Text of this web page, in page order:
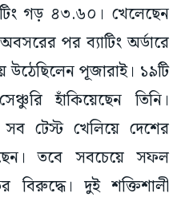
গড় ৪৩.৬০। খেলেছেন
পর ব্যাটিং অর্ডারে
উঠেছিলেন পূজারাই। ১৯টি
হাঁকিয়েছেন তিনি।
সব টেস্ট খেলিয়ে দেশের
তবে সবচেয়ে সফল
বিরুদ্ধে। দুই শক্তিশালী